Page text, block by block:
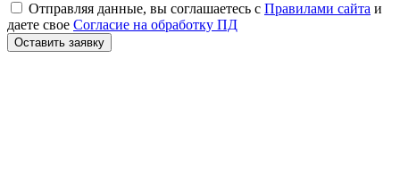
Отправляя данные, вы соглашаетесь с Правилами сайта и
даете свое Согласие на обработку ПД
Оставить заявку